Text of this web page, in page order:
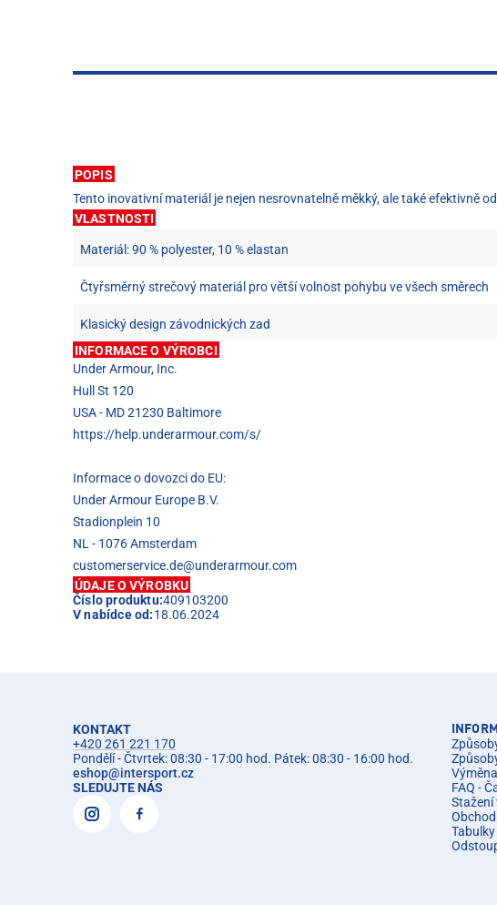
POPIS
Tento inovativní materiál je nejen nesrovnatelně měkký, ale také efektivně
VLASTNOSTI
Materiál: 90 % polyester, 10 % elastan
Čtyřsměrný strečový materiál pro větší volnost pohybu ve všech směrech
Klasický design závodnických zad
INFORMACE O VÝROBCI
Under Armour, Inc.
Hull St 120
USA - MD 21230 Baltimore
https://help.underarmour.com/s/
Informace o dovozci do EU:
Under Armour Europe B.V.
Stadionplein 10
NL - 1076 Amsterdam
customerservice.de@underarmour.com
ÚDAJE O VÝROBKU
Číslo produktu:409103200
V nabídce od:18.06.2024
KONTAKT
+420 261 221 170
Pondělí - Čtvrtek: 08:30 - 17:00 hod. Pátek: 08:30 - 16:00 hod.
eshop@intersport.cz
SLEDUJTE NÁS
FAQ -
Stažení